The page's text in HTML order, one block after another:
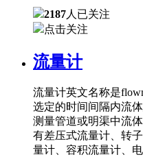
2187人已关注
点击关注
流量计
流量计英文名称是
选定的时间间隔内流
测量管道或明渠中流
有差压式流量计、转
量计、容积流量计、